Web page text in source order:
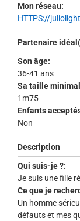
Mon réseau:
HTTPS://
Partenaire
Son âge:
36-41 ans
Sa taille
1m75
Enfants
Non
Description
Qui suis-je ?:
Je suis une fille
Ce que je
Un homme
défauts et mes